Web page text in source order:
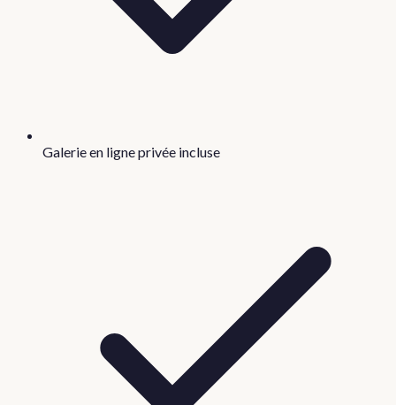
Galerie en ligne privée incluse